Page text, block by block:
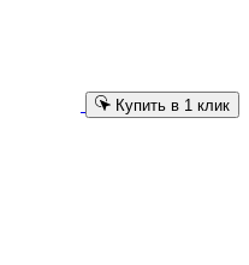
Купить в 1 клик